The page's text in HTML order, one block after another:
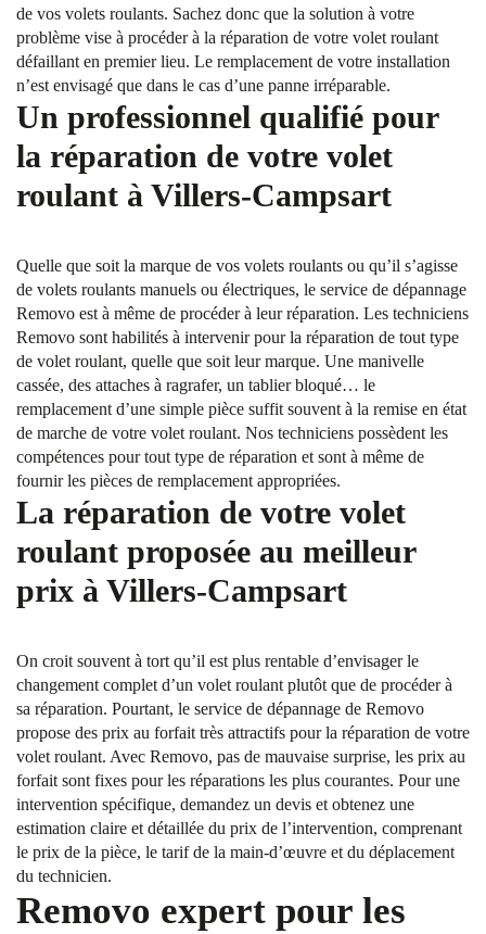
de vos volets roulants. Sachez donc que la solution à votre
problème vise à procéder à la réparation de votre volet roulant
défaillant en premier lieu. Le remplacement de votre installation
n’est envisagé que dans le cas d’une panne irréparable.
Un professionnel qualifié pour
la réparation de votre volet
roulant à Villers-Campsart
Quelle que soit la marque de vos volets roulants ou qu’il s’agisse
de volets roulants manuels ou électriques, le service de dépannage
Removo est à même de procéder à leur réparation. Les techniciens
Removo sont habilités à intervenir pour la réparation de tout type
de volet roulant, quelle que soit leur marque. Une manivelle
cassée, des attaches à ragrafer, un tablier bloqué… le
remplacement d’une simple pièce suffit souvent à la remise en état
de marche de votre volet roulant. Nos techniciens possèdent les
compétences pour tout type de réparation et sont à même de
fournir les pièces de remplacement appropriées.
La réparation de votre volet
roulant proposée au meilleur
prix à Villers-Campsart
On croit souvent à tort qu’il est plus rentable d’envisager le
changement complet d’un volet roulant plutôt que de procéder à
sa réparation. Pourtant, le service de dépannage de Removo
propose des prix au forfait très attractifs pour la réparation de votre
volet roulant. Avec Removo, pas de mauvaise surprise, les prix au
forfait sont fixes pour les réparations les plus courantes. Pour une
intervention spécifique, demandez un devis et obtenez une
estimation claire et détaillée du prix de l’intervention, comprenant
le prix de la pièce, le tarif de la main-d’œuvre et du déplacement
du technicien.
Removo expert pour les